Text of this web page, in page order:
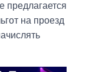
предлагается
на проезд